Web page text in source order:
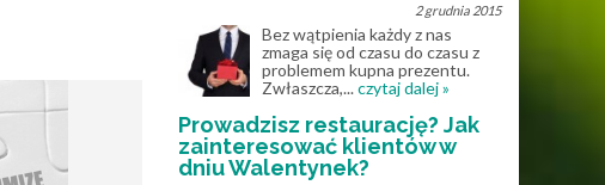
2 grudnia 2015
Bez wątpienia każdy z nas
zmaga się od czasu do czasu z
problemem kupna prezentu.
Zwłaszcza,...czytaj dalej »
Prowadzisz restaurację? Jak
zainteresować klientów w
dniu Walentynek?